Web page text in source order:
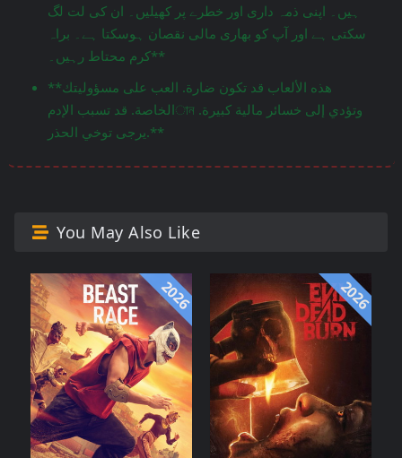
ہیں۔ اپنی ذمہ داری اور خطرے پر کھیلیں۔ ان کی لت لگ
سکتی ہے اور آپ کو بھاری مالی نقصان ہوسکتا ہے۔ براہ
کرم محتاط رہیں۔**
**هذه الألعاب قد تكون ضارة. العب على مسؤوليتك
الخاصة. قد تسبب الإدمান وتؤدي إلى خسائر مالية كبيرة.
يرجى توخي الحذر.**
You May Also Like
2026 2026